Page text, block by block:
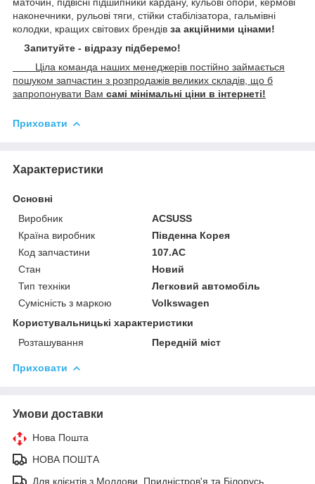
наконечники, рульові тяги, стійки стабілізатора, гальмівні
колодки, кращих світових брендів за акційними цінами!
Запитуйте - відразу підберемо!
Ціла команда наших менеджерів постійно займається
пошуком запчастин з розпродажів великих складів, що б
запропонувати Вам самі мінімальні ціни в інтернеті!
Приховати
Характеристики
Основні
Виробник
ACSUSS
Країна виробник
Південна Корея
Код запчастини
107.AC
Стан
Новий
Тип техніки
Легковий автомобіль
Сумісність з маркою
Volkswagen
Користувальницькі характеристики
Розташування
Передній міст
Приховати
Умови доставки
Нова Пошта
НОВА ПОШТА
Для клієнтів з Молдови, Придністров'я та Білорусь.